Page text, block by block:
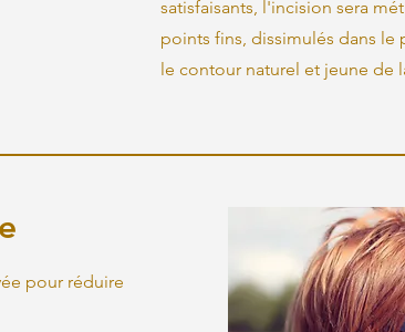
satisfaisants, l'incision sera
points fins, dissimulés dans le
le contour naturel et jeune de
pour réduire